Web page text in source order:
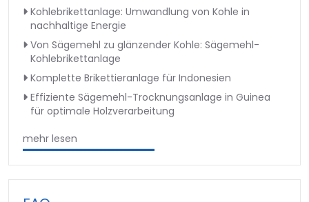
Kohlebrikettanlage: Umwandlung von Kohle in
nachhaltige Energie
Von Sägemehl zu glänzender Kohle: Sägemehl-
Kohlebrikettanlage
Komplette Brikettieranlage für Indonesien
Effiziente Sägemehl-Trocknungsanlage in Guinea
für optimale Holzverarbeitung
mehr lesen